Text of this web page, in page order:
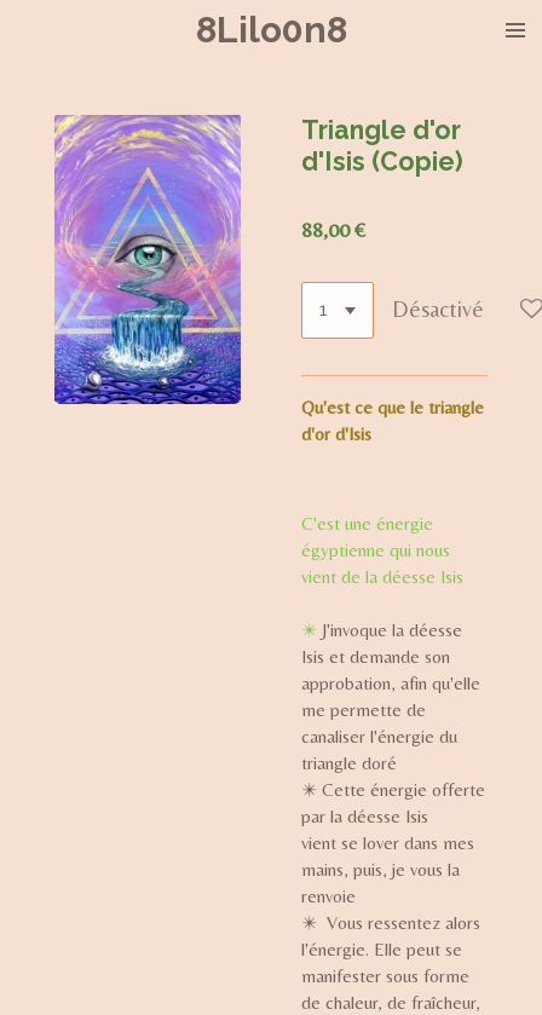
8Lilo0n8
Triangle d'or
d'Isis (Copie)
88,00 €
Désactivé
Qu'est ce que le triangle
d'or d'Isis
C'est une énergie
égyptienne qui nous
vient de la déesse Isis
✴️ J'invoque la déesse
Isis et demande son
approbation, afin qu'elle
me permette de
canaliser l'énergie du
triangle doré
✴️ Cette énergie offerte
par la déesse Isis
vient se lover dans mes
mains, puis, je vous la
renvoie
✴️ Vous ressentez alors
l'énergie. Elle peut se
manifester sous forme
de chaleur, de fraîcheur,